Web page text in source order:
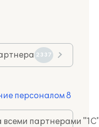
2337
персоналом 8
всеми партнерами